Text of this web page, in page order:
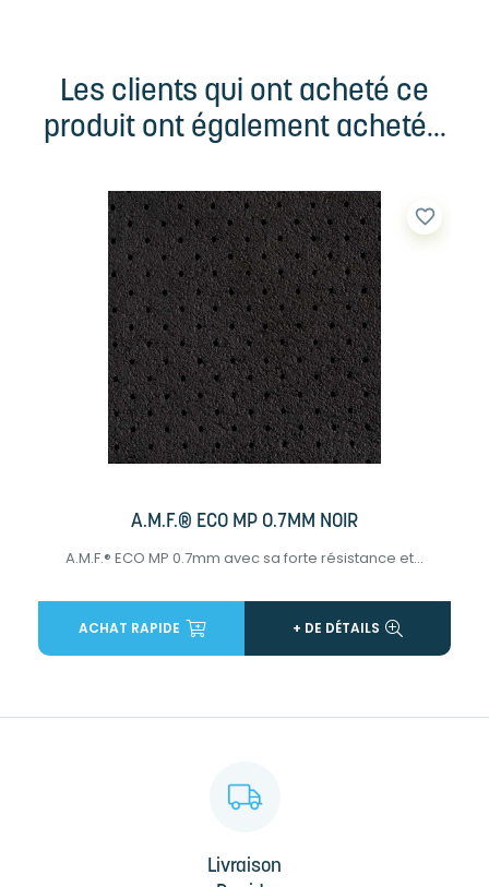
Les clients qui ont acheté ce
produit ont également acheté...
A.M.F.® ECO MP 0.7MM NOIR
A.M.F.® ECO MP 0.7mm avec sa forte résistance et...
favorite_border
ACHAT RAPIDE + DE DÉTAILS
Livraison